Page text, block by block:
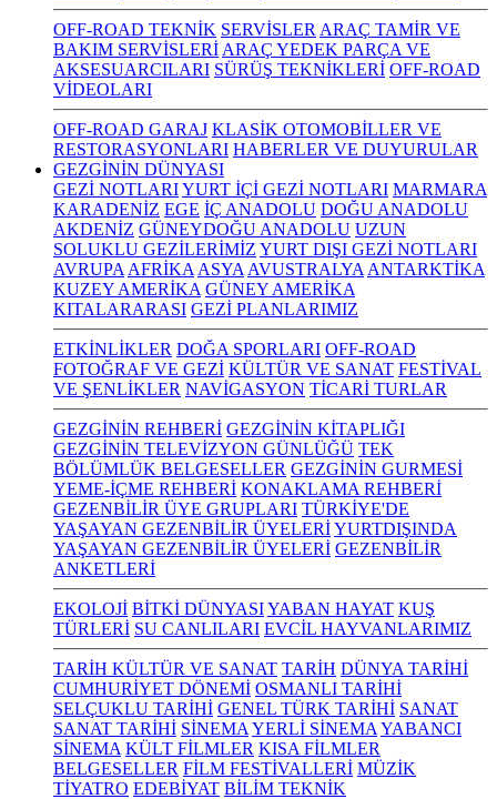
OFF-ROAD TEKNİK SERVİSLER ARAÇ TAMİR VE
BAKIM SERVİSLERİ ARAÇ YEDEK PARÇA VE
AKSESUARCILARI SÜRÜŞ TEKNİKLERİ OFF-ROAD
VİDEOLARI
OFF-ROAD GARAJ KLASİK OTOMOBİLLER VE
RESTORASYONLARI HABERLER VE DUYURULAR
GEZGİNİN DÜNYASI
GEZİ NOTLARIYURT İÇİ GEZİ NOTLARI MARMARA
KARADENİZ EGE İÇ ANADOLU DOĞU ANADOLU
AKDENİZ GÜNEYDOĞU ANADOLU UZUN
SOLUKLU GEZİLERİMİZ YURT DIŞI GEZİ NOTLARI
AVRUPA AFRİKA ASYA AVUSTRALYA ANTARKTİKA
KUZEY AMERİKA GÜNEY AMERİKA
KITALARARASI GEZİ PLANLARIMIZ
ETKİNLİKLER DOĞA SPORLARI OFF-ROAD
FOTOĞRAF VE GEZİ KÜLTÜR VE SANAT FESTİVAL
VE ŞENLİKLER NAVİGASYON TİCARİ TURLAR
GEZGİNİN REHBERİ GEZGİNİN KİTAPLIĞI
GEZGİNİN TELEVİZYON GÜNLÜĞÜ TEK
BÖLÜMLÜK BELGESELLER GEZGİNİN GURMESİ
YEME-İÇME REHBERİ KONAKLAMA REHBERİ
GEZENBİLİR ÜYE GRUPLARI TÜRKİYE'DE
YAŞAYAN GEZENBİLİR ÜYELERİYURTDIŞINDA
YAŞAYAN GEZENBİLİR ÜYELERİ GEZENBİLİR
ANKETLERİ
EKOLOJİ BİTKİ DÜNYASIYABAN HAYAT KUŞ
TÜRLERİ SU CANLILARI EVCİL HAYVANLARIMIZ
TARİH KÜLTÜR VE SANAT TARİH DÜNYA TARİHİ
CUMHURİYET DÖNEMİ OSMANLI TARİHİ
SELÇUKLU TARİHİ GENEL TÜRK TARİHİ SANAT
SANAT TARİHİ SİNEMA YERLİ SİNEMA YABANCI
SİNEMA KÜLT FİLMLER KISA FİLMLER
BELGESELLER FİLM FESTİVALLERİ MÜZİK
TİYATRO EDEBİYAT BİLİM TEKNİK